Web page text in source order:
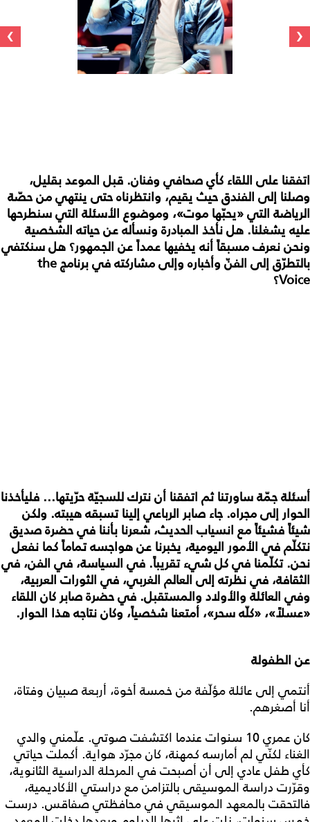
‹
›
اتفقنا على اللقاء كأي صحافي وفنان. قبل الموعد بقليل،
وصلنا إلى الفندق حيث يقيم، وانتظرناه حتى ينتهي من حصّة
الرياضة التي «يحبّها موت»، وموضوع الأسئلة التي سنطرحها
عليه يشغلنا. هل نأخذ المبادرة ونسأله عن حياته الشخصية
ونحن نعرف مسبقاً أنه يخفيها عمداً عن الجمهور؟ هل سنكتفي
بالتطرّق إلى الفنّ وأخباره وإلى مشاركته في برنامجthe
Voice؟
أسئلة جمّة ساورتنا ثم اتفقنا أن نترك للسجيّة حرّيتها... فليأخذنا
الحوار إلى مجراه. جاء صابر الرباعي إلينا تسبقه هيبته. ولكن
شيئاً فشيئاً مع انسياب الحديث، شعرنا بأننا في حضرة صديق
نتكلّم في الأمور اليومية، يخبرنا عن هواجسه تماماً كما نفعل
نحن. تكلّمنا في كل شيء تقريباً. في السياسة، في الفن، في
الثقافة، في نظرته إلى العالم الغربي، في الثورات العربية،
وفي العائلة والأولاد والمستقبل. في حضرة صابر كان اللقاء
«عسلاً»، «كلّه سحر»، أمتعنا شخصياً، وكان نتاجه هذا الحوار.
عن الطفولة
أنتمي إلى عائلة مؤلّفة من خمسة أخوة، أربعة صبيان وفتاة،
أنا أصغرهم.
كان عمري 10 سنوات عندما اكتشفت صوتي. علّمني والدي
الغناء لكنّي لم أمارسه كمهنة، كان مجرّد هواية. أكملت حياتي
كأي طفل عادي إلى أن أصبحت في المرحلة الدراسية الثانوية،
وقرّرت دراسة الموسيقى بالتزامن مع دراستي الأكاديمية،
فالتحقت بالمعهد الموسيقي في محافظتي صفاقس. درست